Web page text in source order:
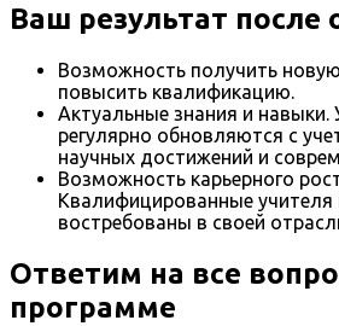
Ваш результат после
Возможность получить
повысить квалификацию.
Актуальные знания и
регулярно обновляются с
научных достижений и
Возможность карьерного
Квалифицированные
востребованы в своей
Ответим на все
программе